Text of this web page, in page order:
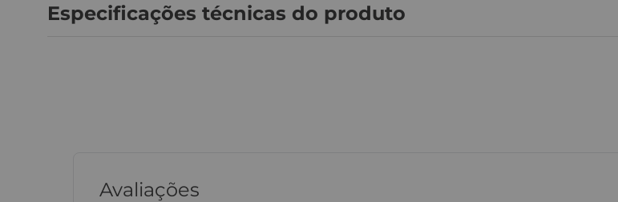
Especificações técnicas do produto
Avaliações